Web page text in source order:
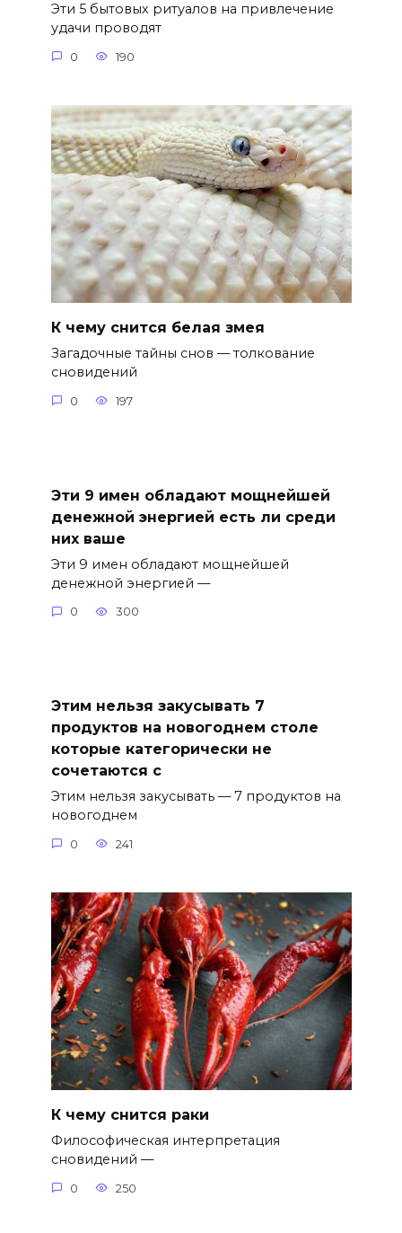
Эти 5 бытовых ритуалов на привлечение
удачи проводят
0 190
К чему снится белая змея
Загадочные тайны снов — толкование
сновидений
0 197
Эти 9 имен обладают мощнейшей
денежной энергией есть ли среди
них ваше
Эти 9 имен обладают мощнейшей
денежной энергией —
0 300
Этим нельзя закусывать 7
продуктов на новогоднем столе
которые категорически не
сочетаются с
Этим нельзя закусывать — 7 продуктов на
новогоднем
0 241
К чему снится раки
Философическая интерпретация
сновидений —
0 250